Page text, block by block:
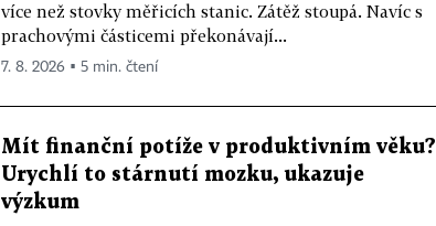
více než stovky měřicích stanic. Zátěž stoupá. Navíc s
prachovými částicemi překonávají...
7. 8. 2026 ▪ 5 min. čtení
Mít finanční potíže v produktivním věku?
Urychlí to stárnutí mozku, ukazuje
výzkum